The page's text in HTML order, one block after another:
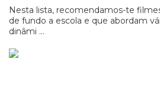
Nesta lista, recomendamos-te
de fundo a escola e que abordam
dinâmi ...